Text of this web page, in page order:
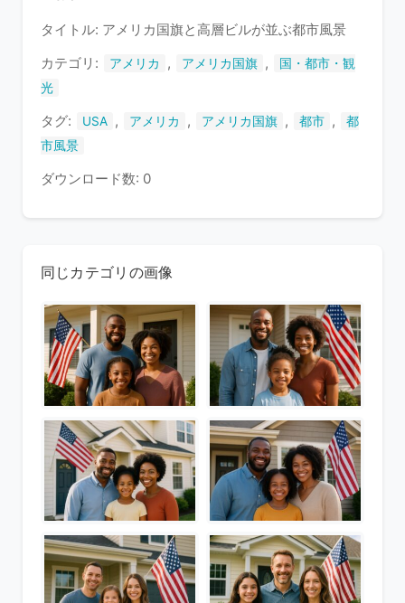
い
ま
タイトル: アメリカ国旗と高層ビルが並ぶ都市風景
カテゴリ:
アメリカ , アメリカ国旗 ,
国・都市・観
光
タグ: USA , アメリカ , アメリカ国旗 , 都市 ,
都
市風景
ダウンロード数: 0
同じカテゴリの画像